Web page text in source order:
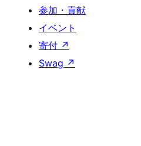
参加・貢献
イベント
寄付 ↗
Swag ↗